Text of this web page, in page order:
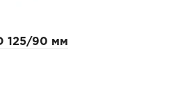
125/90 мм